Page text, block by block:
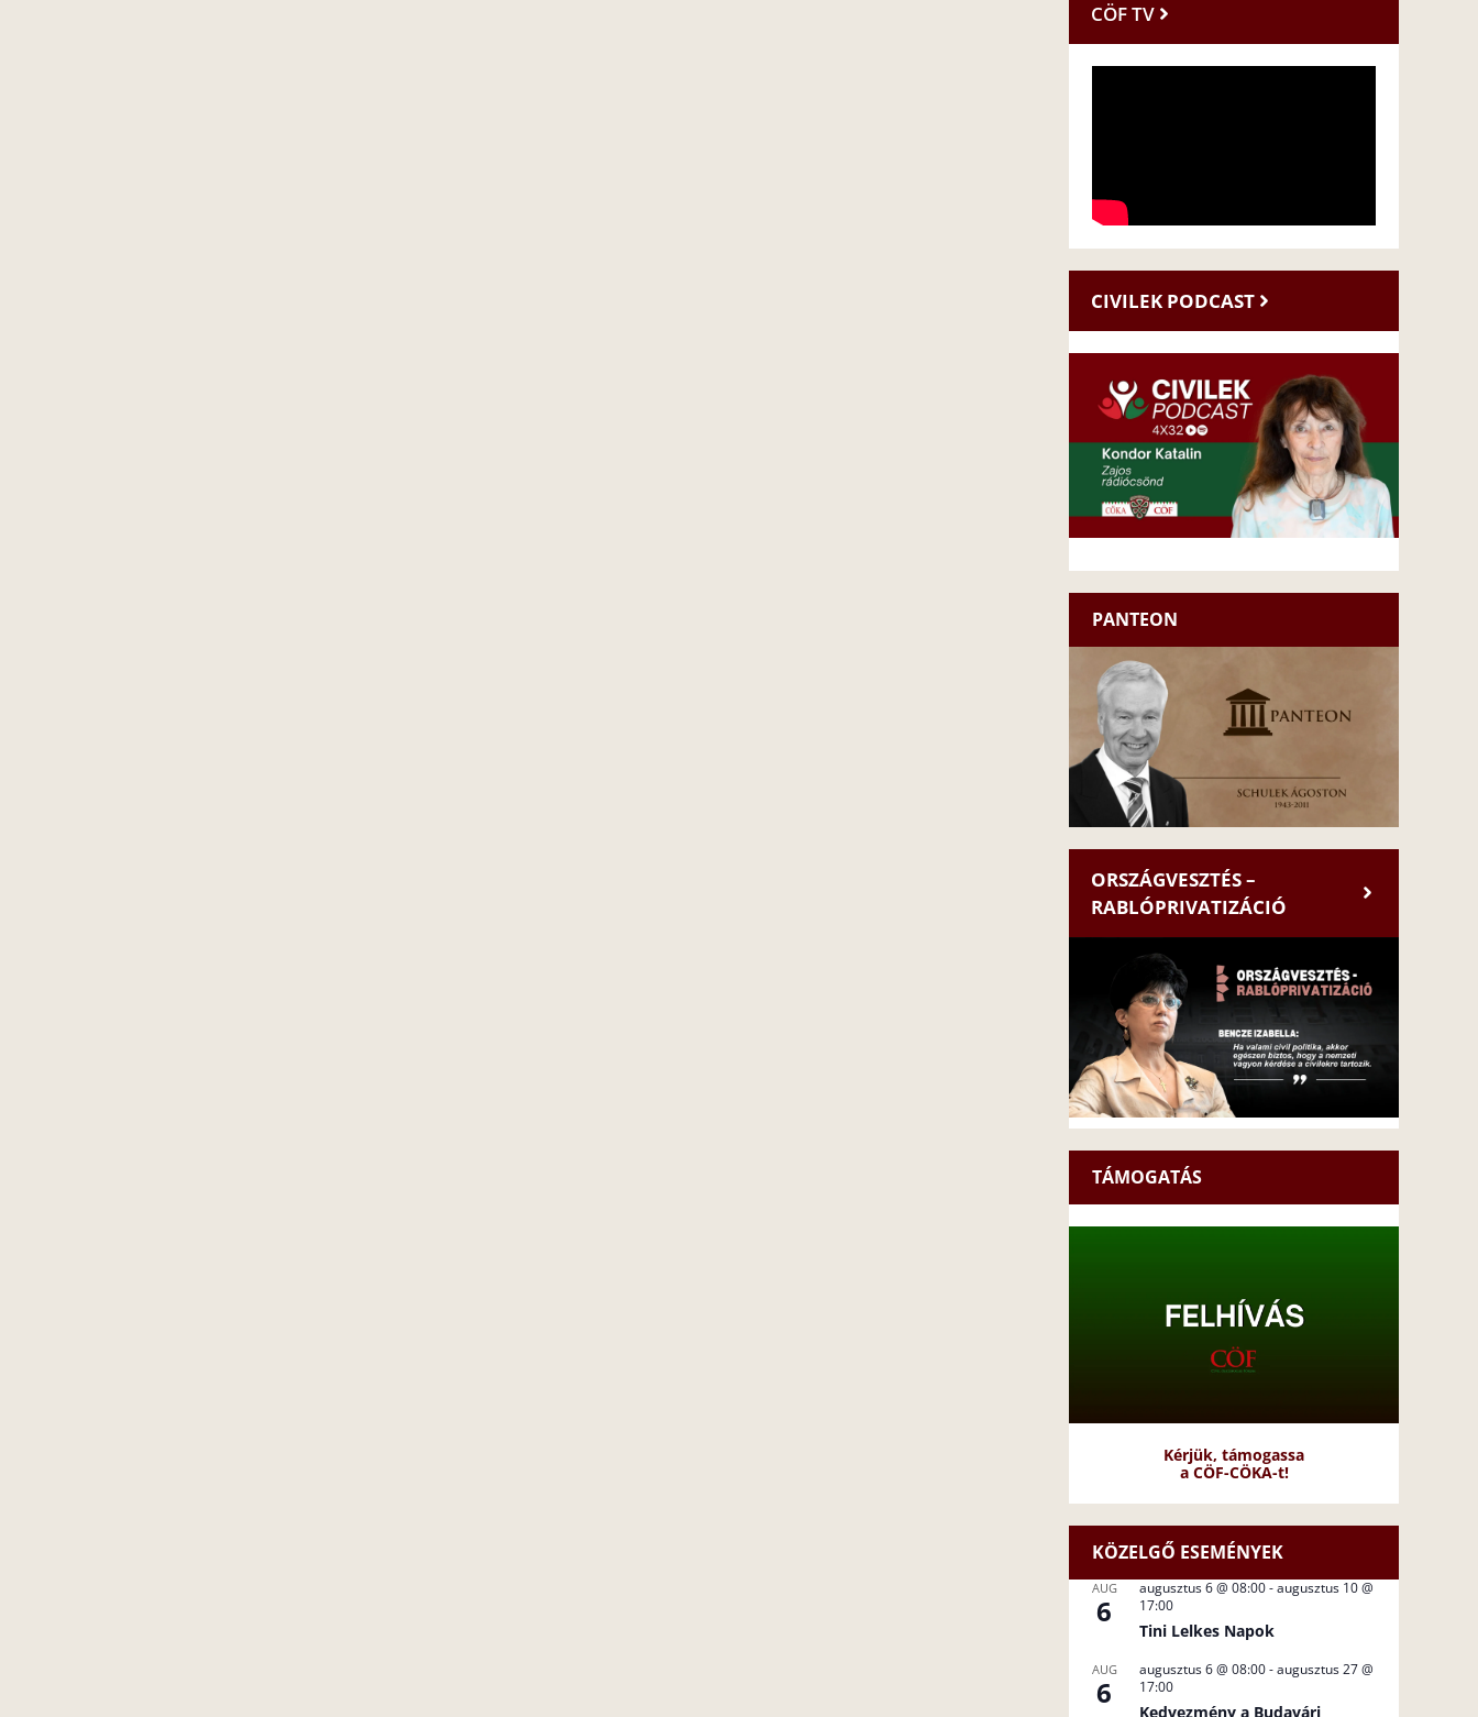
CÖF TV
CIVILEK PODCAST
PANTEON
ORSZÁGVESZTÉS –
RABLÓPRIVATIZÁCIÓ
TÁMOGATÁS
Kérjük, támogassa
a CÖF-CÖKA-t!
KÖZELGŐ ESEMÉNYEK
AUG
6
augusztus 6 @ 08:00-augusztus 10 @
17:00
Tini Lelkes Napok
AUG
6
augusztus 6 @ 08:00-augusztus 27 @
17:00
Kedvezmény a Budavári